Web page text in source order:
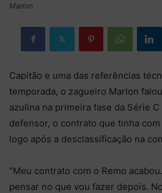
Marlon
Capitão e uma das referências
temporada, o zagueiro Marlon
azulina na primeira fase da Série
defensor, o contrato que tinha
logo após a desclassificação na
“Meu contrato com o Remo
pensar no que vou fazer depois.